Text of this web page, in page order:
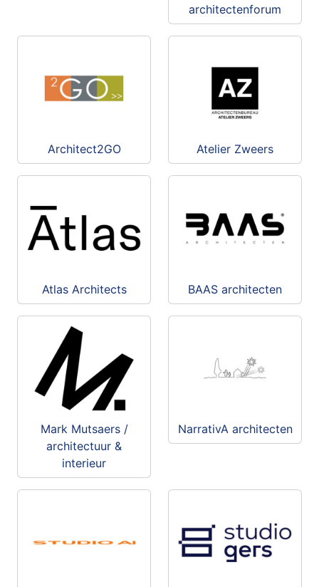
architectenforum
Architect2GO Atelier Zweers
Atlas Architects BAAS architecten
Mark Mutsaers /
architectuur &
interieur
NarrativA architecten